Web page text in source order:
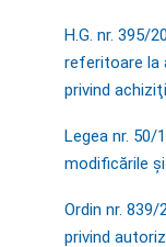
H.G. nr. 395/
referitoare la
privind
Legea nr. 50/
modificările
Ordin nr.
privind